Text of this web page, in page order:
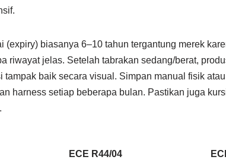
(expiry) biasanya 6–10 tahun tergantung merek
riwayat jelas. Setelah tabrakan sedang/berat,
tampak baik secara visual. Simpan manual fisik
harness setiap beberapa bulan. Pastikan juga
ECE R44/04